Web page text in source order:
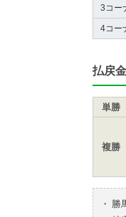
3コー
4コー
払戻金
単勝
複勝
・
勝